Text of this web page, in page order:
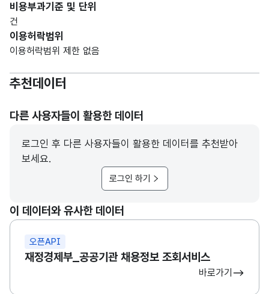
비용부과기준 및 단위
건
이용허락범위
이용허락범위 제한 없음
추천데이터
다른 사용자들이 활용한 데이터
로그인 후 다른 사용자들이 활용한 데이터를 추천받아
보세요.
로그인 하기
이 데이터와 유사한 데이터
오픈API
재정경제부_공공기관 채용정보 조회서비스
바로가기